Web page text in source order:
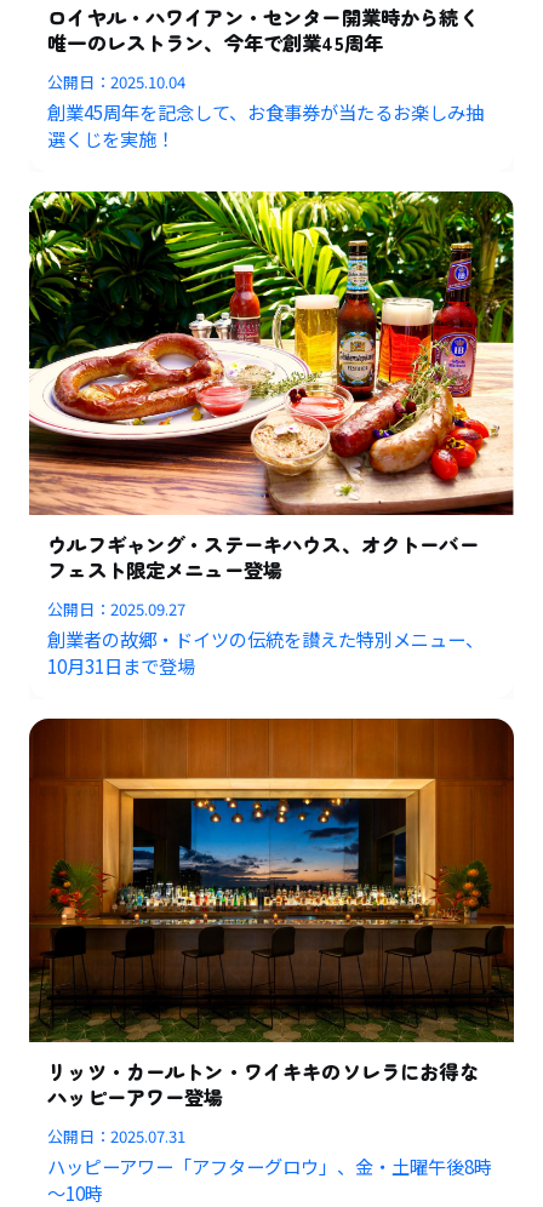
ロイヤル・ハワイアン・センター開業時から続く
唯一のレストラン、今年で創業45周年
公開日：2025.10.04
創業45周年を記念して、お食事券が当たるお楽しみ抽
選くじを実施！
ウルフギャング・ステーキハウス、オクトーバー
フェスト限定メニュー登場
公開日：2025.09.27
創業者の故郷・ドイツの伝統を讃えた特別メニュー、
10月31日まで登場
リッツ・カールトン・ワイキキのソレラにお得な
ハッピーアワー登場
公開日：2025.07.31
ハッピーアワー「アフターグロウ」、金・土曜午後8時
～10時